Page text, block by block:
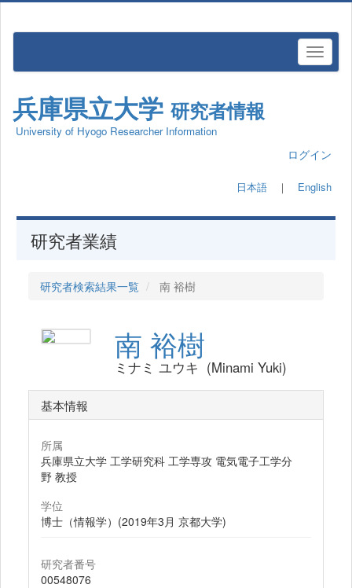
兵庫県立大学 研究者情報
University of Hyogo Researcher Information
ログイン
日本語 ｜ English
研究者業績
研究者検索結果一覧 南 裕樹
南 裕樹
ミナミ ユウキ (Minami Yuki)
基本情報
所属
兵庫県立大学 工学研究科 工学専攻 電気電子工学分
野 教授
学位
博士（情報学）(2019年3月 京都大学)
研究者番号
00548076